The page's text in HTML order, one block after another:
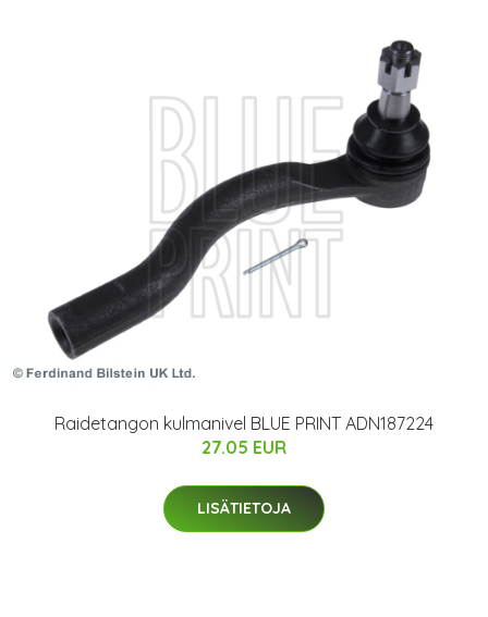
Raidetangon kulmanivel BLUE PRINT ADN187224
27.05 EUR
LISÄTIETOJA